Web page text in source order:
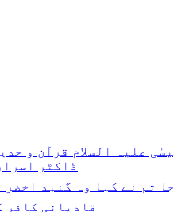
علیہ السلام قرآن و
ڈاکٹر
تم نے کہا وہ گنبد اخضر
قادیانی کافر